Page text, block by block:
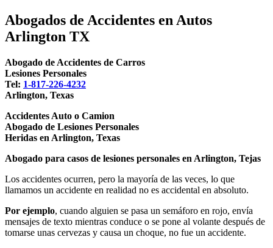
Abogados de Accidentes en Autos
Arlington TX
Abogado de Accidentes de Carros
Lesiones Personales
Tel: 1-817-226-4232
Arlington, Texas
Accidentes Auto o Camion
Abogado de Lesiones Personales
Heridas en Arlington, Texas
Abogado para casos de lesiones personales en Arlington, Tejas
Los accidentes ocurren, pero la mayoría de las veces, lo que
llamamos un accidente en realidad no es accidental en absoluto.
Por ejemplo, cuando alguien se pasa un semáforo en rojo, envía
mensajes de texto mientras conduce o se pone al volante después de
tomarse unas cervezas y causa un choque, no fue un accidente.